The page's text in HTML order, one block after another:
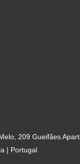
209 Gueifães
| Portugal